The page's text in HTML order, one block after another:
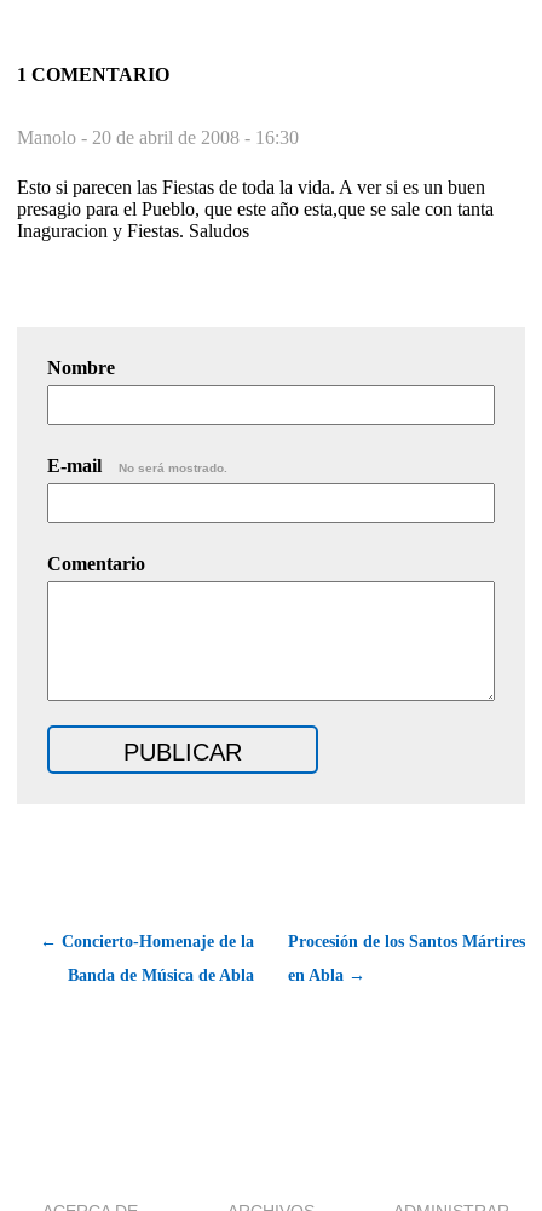
1 COMENTARIO
Manolo - 20 de abril de 2008 - 16:30
Esto si parecen las Fiestas de toda la vida. A ver si es un buen
presagio para el Pueblo, que este año esta,que se sale con tanta
Inaguracion y Fiestas. Saludos
Nombre
E-mail No será mostrado.
Comentario
← Concierto-Homenaje de la
Banda de Música de Abla
Procesión de los Santos Mártires
en Abla →